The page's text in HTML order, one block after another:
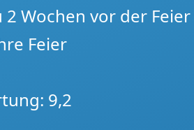
Wochen vor der Feier
Feier
9,2